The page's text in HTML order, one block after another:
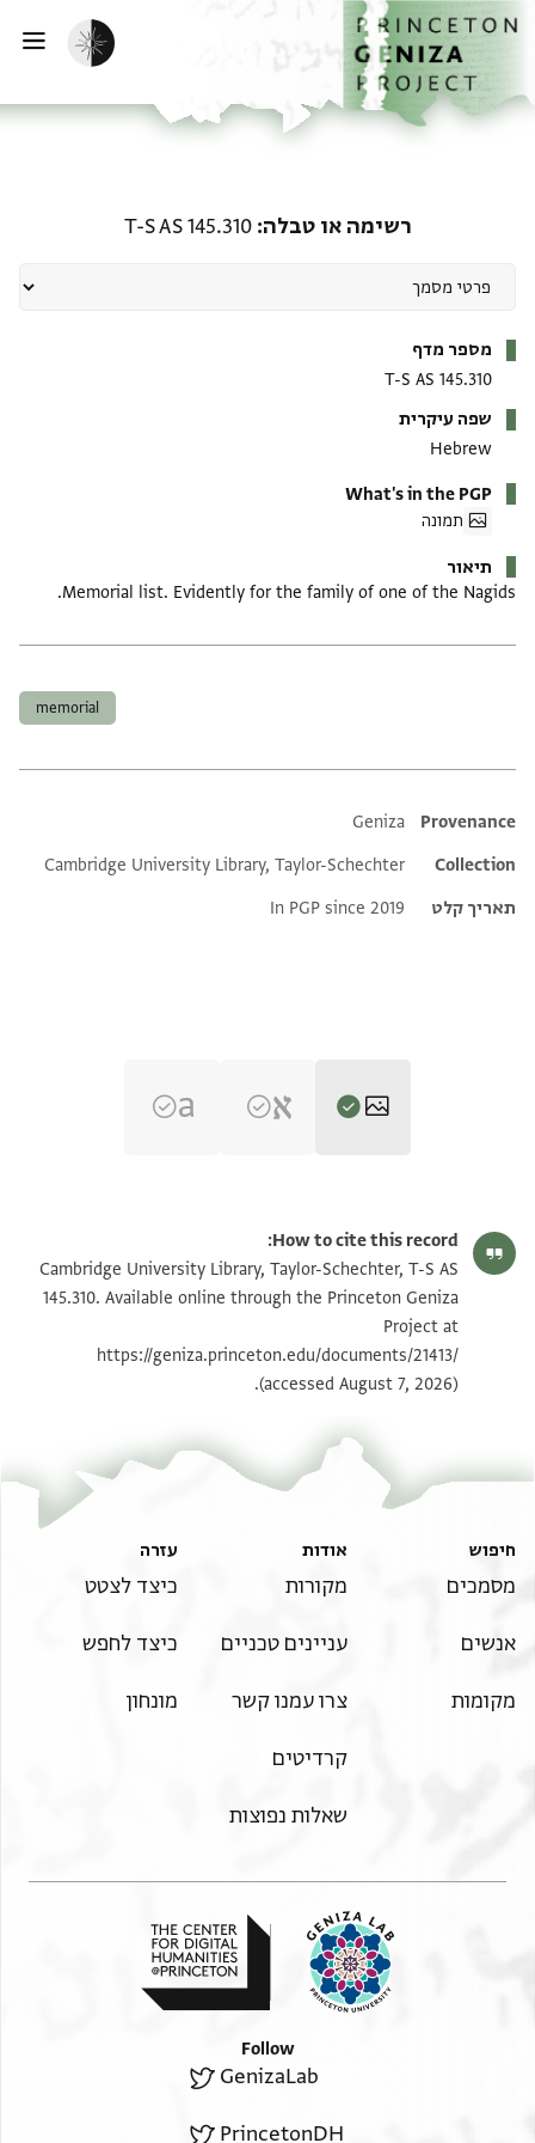
לתוכןהבית
הפעלת מצב כהה
רשימה או טבלה T-S AS 145.310
מספר מדף
T-S AS 145.310
שפה עיקרית
Hebrew
What's in the PGP
תמונה
תיאור
Memorial list. Evidently for the family of one of the Nagids.
memorial
Additional metadata
Provenance
Geniza
Collection
Cambridge University Library, Taylor-Schechter
תאריך קלט
In PGP since 2019
T-S AS 145.310 1v הגדל וסובב
תנאי היתר שימוש בתצלום
How to cite this record:
Cambridge University Library, Taylor-Schechter, T-S AS
145.310. Available online through the Princeton Geniza
Project at
https://geniza.princeton.edu/documents/21413/
(accessed August 7, 2026).
חיפוש
מסמכים
אנשים
מקומות
אודות
מקורות
עניינים טכניים
צרו עמנו קשר
קרדיטים
שאלות נפוצות
עזרה
כיצד לצטט
כיצד לחפש
מונחון
Follow
GenizaLab
PrincetonDH